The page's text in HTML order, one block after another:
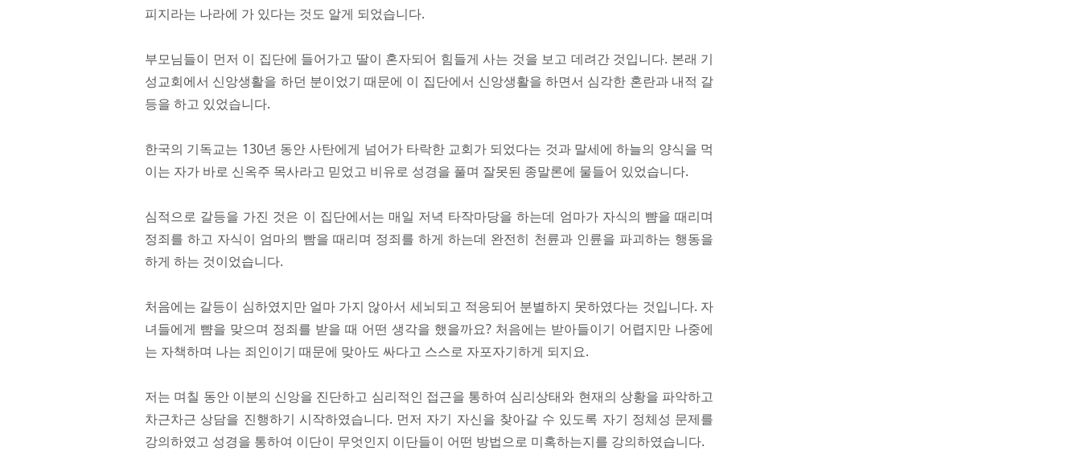
피지라는 나라에 가 있다는 것도 알게 되었습니다.
부모님들이 먼저 이 집단에 들어가고 딸이 혼자되어 힘들게 사는 것을 보고 데려간 것입니다. 본래 기
성교회에서 신앙생활을 하던 분이었기 때문에 이 집단에서 신앙생활을 하면서 심각한 혼란과 내적 갈
등을 하고 있었습니다.
한국의 기독교는 130년 동안 사탄에게 넘어가 타락한 교회가 되었다는 것과 말세에 하늘의 양식을 먹
이는 자가 바로 신옥주 목사라고 믿었고 비유로 성경을 풀며 잘못된 종말론에 물들어 있었습니다.
심적으로 갈등을 가진 것은 이 집단에서는 매일 저녁 타작마당을 하는데 엄마가 자식의 뺨을 때리며
정죄를 하고 자식이 엄마의 빰을 때리며 정죄를 하게 하는데 완전히 천륜과 인륜을 파괴하는 행동을
하게 하는 것이었습니다.
처음에는 갈등이 심하였지만 얼마 가지 않아서 세뇌되고 적응되어 분별하지 못하였다는 것입니다. 자
녀들에게 뺨을 맞으며 정죄를 받을 때 어떤 생각을 했을까요? 처음에는 받아들이기 어렵지만 나중에
는 자책하며 나는 죄인이기 때문에 맞아도 싸다고 스스로 자포자기하게 되지요.
저는 며칠 동안 이분의 신앙을 진단하고 심리적인 접근을 통하여 심리상태와 현재의 상황을 파악하고
차근차근 상담을 진행하기 시작하였습니다. 먼저 자기 자신을 찾아갈 수 있도록 자기 정체성 문제를
강의하였고 성경을 통하여 이단이 무엇인지 이단들이 어떤 방법으로 미혹하는지를 강의하였습니다.